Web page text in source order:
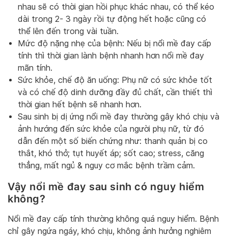
nhau sẽ có thời gian hồi phục khác nhau, có thể kéo
dài trong 2- 3 ngày rồi tự động hết hoặc cũng có
thể lên đến trong vài tuần.
Mức độ nặng nhẹ của bệnh: Nếu bị nổi mề đay cấp
tính thì thời gian lành bệnh nhanh hơn nổi mề đay
mãn tính.
Sức khỏe, chế độ ăn uống: Phụ nữ có sức khỏe tốt
và có chế độ dinh dưỡng đầy đủ chất, cần thiết thì
thời gian hết bệnh sẽ nhanh hơn.
Sau sinh bị dị ứng nổi mề đay thường gây khó chịu và
ảnh hướng đến sức khỏe của người phụ nữ, từ đó
dẫn đến một số biến chứng như: thanh quản bị co
thắt, khó thở; tụt huyết áp; sốt cao; stress, căng
thẳng, mất ngủ & nguy cơ mắc bệnh trầm cảm.
Vậy nổi mề đay sau sinh có nguy hiểm
không?
Nổi mề đay cấp tính thường không quá nguy hiểm. Bệnh
chỉ gây ngứa ngáy, khó chịu, không ảnh hưởng nghiêm